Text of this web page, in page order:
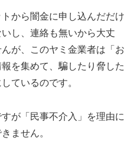
から闇金に申し込んだだけ
し、連絡も無いから大丈
が、このヤミ金業者は「お
を集めて、騙したり脅した
ているのです。
が「民事不介入」を理由に
ません。